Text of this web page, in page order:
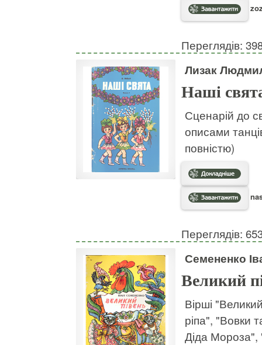
Переглядів:
Лизак
Наші
Сценарій до
описами
повністю)
Переглядів:
Семененко
Великий
Вірші
ріпа", "Вовки
Діда